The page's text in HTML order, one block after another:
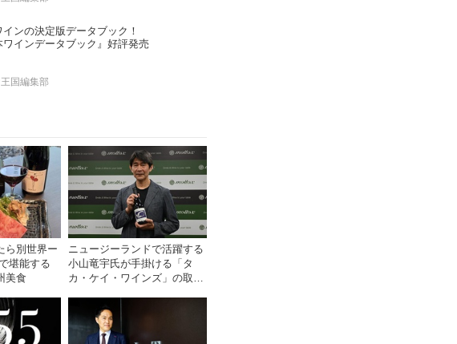
インの決定版データブック！
ワインデータブック』好評発売
国編集部
ら別世界ー
堪能する
美食
ニュージーランドで活躍する
小山竜宇氏が手掛ける「タ
カ・ケイ・ワインズ」の取り